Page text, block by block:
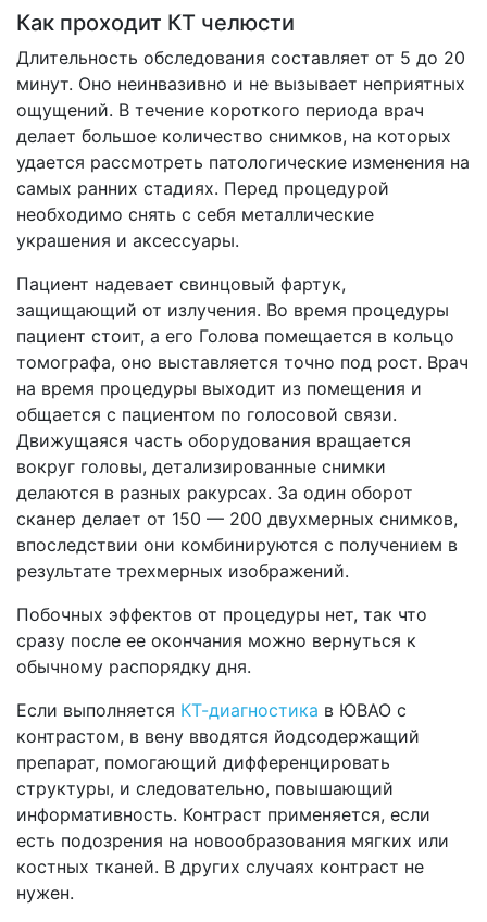
Как проходит КТ челюсти
Длительность обследования составляет от 5 до 20
минут. Оно неинвазивно и не вызывает неприятных
ощущений. В течение короткого периода врач
делает большое количество снимков, на которых
удается рассмотреть патологические изменения на
самых ранних стадиях. Перед процедурой
необходимо снять с себя металлические
украшения и аксессуары.
Пациент надевает свинцовый фартук,
защищающий от излучения. Во время процедуры
пациент стоит, а его Голова помещается в кольцо
томографа, оно выставляется точно под рост. Врач
на время процедуры выходит из помещения и
общается с пациентом по голосовой связи.
Движущаяся часть оборудования вращается
вокруг головы, детализированные снимки
делаются в разных ракурсах. За один оборот
сканер делает от 150 — 200 двухмерных снимков,
впоследствии они комбинируются с получением в
результате трехмерных изображений.
Побочных эффектов от процедуры нет, так что
сразу после ее окончания можно вернуться к
обычному распорядку дня.
Если выполняется КТ-диагностика в ЮВАО с
контрастом, в вену вводятся йодсодержащий
препарат, помогающий дифференцировать
структуры, и следовательно, повышающий
информативность. Контраст применяется, если
есть подозрения на новообразования мягких или
костных тканей. В других случаях контраст не
нужен.